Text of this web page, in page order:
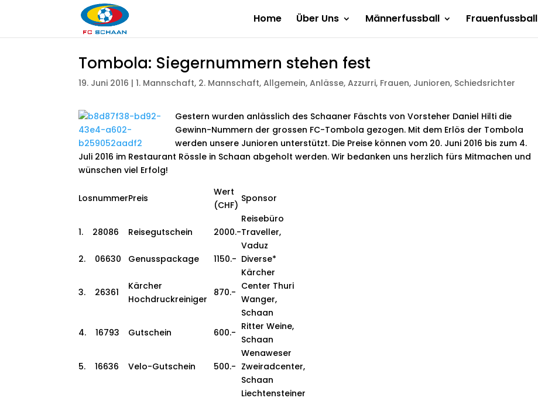
Home Über Uns Männerfussball Frauenfussball
Tombola: Siegernummern stehen fest
19. Juni 2016 |1. Mannschaft, 2. Mannschaft,Allgemein,Anlässe,Azzurri, Frauen, Junioren, Schiedsrichter
Gestern wurden anlässlich des Schaaner Fäschts von Vorsteher Daniel Hilti die
Gewinn-Nummern der grossen FC-Tombola gezogen. Mit dem Erlös der Tombola
werden unsere Junioren unterstützt. Die Preise können vom 20. Juni 2016 bis zum 4.
Juli 2016 im Restaurant Rössle in Schaan abgeholt werden. Wir bedanken uns herzlich fürs Mitmachen und
wünschen viel Erfolg!
LosnummerPreis
Wert
(CHF)
Sponsor
1. 28086 Reisegutschein 2000.-
Reisebüro
Traveller,
Vaduz
2. 06630
Genusspackage 1150.- Diverse*
3. 26361
Kärcher
Hochdruckreiniger
870.-
Kärcher
Center Thuri
Wanger,
Schaan
4. 16793
Gutschein 600.-
Ritter Weine,
Schaan
5. 16636 Velo-Gutschein 500.-
Wenaweser
Zweiradcenter,
Schaan
Liechtensteiner